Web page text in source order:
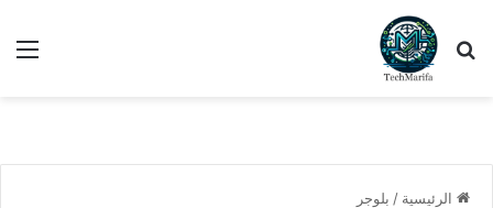
بحث عن
الرئيسية / بلوجر